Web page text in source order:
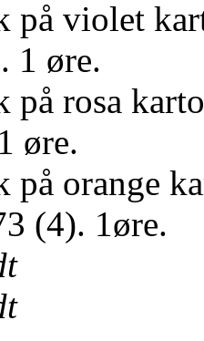
på violet
1 øre.
på rosa
øre.
på orange
(4). 1øre.